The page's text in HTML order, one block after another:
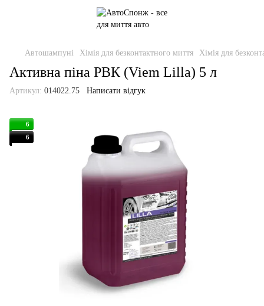
Автошампуні Хімія для безконтактного миття Хімія для
Активна піна РВК (Viem Lilla) 5 л
Артикул: 014022.75 Написати відгук
6
6